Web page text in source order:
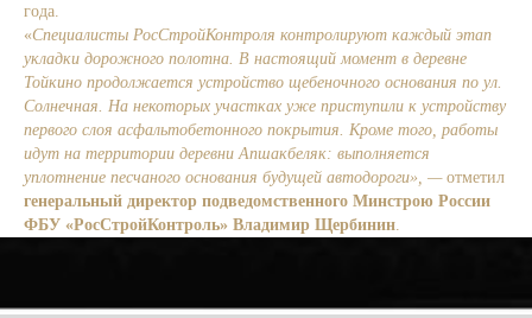
года.
«Специалисты РосСтройКонтроля контролируют каждый этап
укладки дорожного полотна. В настоящий момент в деревне
Тойкино продолжается устройство щебеночного основания по ул.
Солнечная. На некоторых участках уже приступили к устройству
первого слоя асфальтобетонного покрытия. Кроме того, работы
идут на территории деревни Апшакбеляк: выполняется
уплотнение песчаного основания будущей автодороги», —отметил
генеральный директор подведомственного Минстрою России
ФБУ «РосСтройКонтроль» Владимир Щербинин.